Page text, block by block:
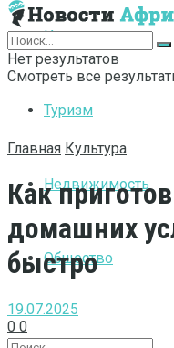
Интернет
Туризм
Недвижимость
Общество
Нет результатов
Смотреть все
Главная Культура
Как
домашних
быстро
19.07.2025
0 0